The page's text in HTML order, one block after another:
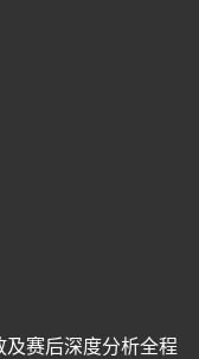
赛后深度分析全程